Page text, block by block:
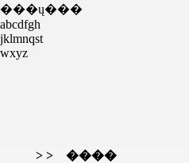
���ų���
abcdfgh
jklmnqst
wxyz
> > ����